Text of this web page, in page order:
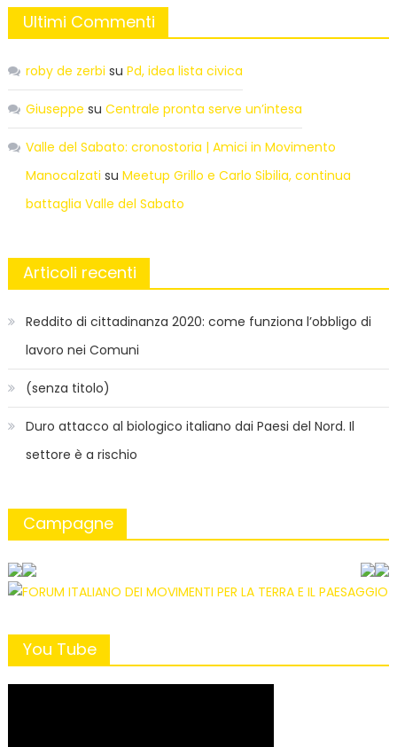
Ultimi Commenti
roby de zerbi su Pd, idea lista civica
Giuseppe su Centrale pronta serve un’intesa
Valle del Sabato: cronostoria | Amici in Movimento
Manocalzati su Meetup Grillo e Carlo Sibilia, continua
battaglia Valle del Sabato
Articoli recenti
Reddito di cittadinanza 2020: come funziona l’obbligo di
lavoro nei Comuni
(senza titolo)
Duro attacco al biologico italiano dai Paesi del Nord. Il
settore è a rischio
Campagne
You Tube